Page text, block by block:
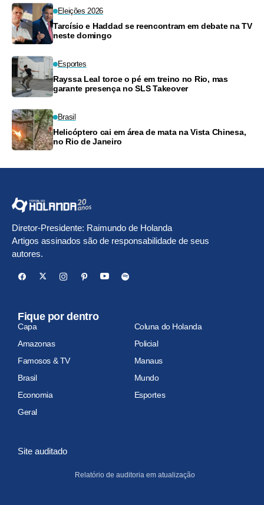
Eleições 2026
Tarcísio e Haddad se reencontram em debate na TV
neste domingo
Esportes
Rayssa Leal torce o pé em treino no Rio, mas
garante presença no SLS Takeover
Brasil
Helicóptero cai em área de mata na Vista Chinesa,
no Rio de Janeiro
Diretor-Presidente: Raimundo de Holanda
Artigos assinados são de responsabilidade de seus
autores.
Fique por dentro
Capa
Coluna do Holanda
Amazonas
Policial
Famosos & TV
Manaus
Brasil
Mundo
Economia
Esportes
Geral
Site auditado
Relatório de auditoria em atualização